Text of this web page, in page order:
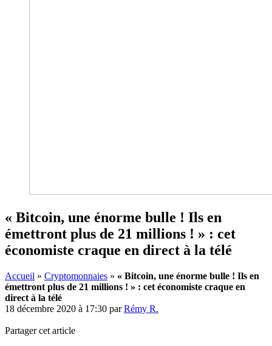
« Bitcoin, une énorme bulle ! Ils en
émettront plus de 21 millions ! » : cet
économiste craque en direct à la télé
Accueil » Cryptomonnaies » « Bitcoin, une énorme bulle ! Ils en
émettront plus de 21 millions ! » : cet économiste craque en
direct à la télé
18 décembre 2020 à 17:30 parRémy R.
Partager cet article